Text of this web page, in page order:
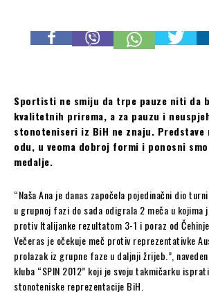
Sportisti ne smiju da trpe pauze niti da
kvalitetnih prirema, a za pauzu i
stonoteniseri iz BiH ne znaju. Predstave
odu, u veoma dobroj formi i ponosni
medalje.
“Naša Ana je danas započela pojedinačni dio
u grupnoj fazi do sada odigrala 2 meča u kojima
protiv Italijanke rezultatom 3-1 i poraz od
Večeras je očekuje meč protiv reprezentativke
prolazak iz grupne faze u daljnji žrijeb.”,
kluba “SPIN 2012” koji je svoju takmičarku
stonoteniske reprezentacije BiH.